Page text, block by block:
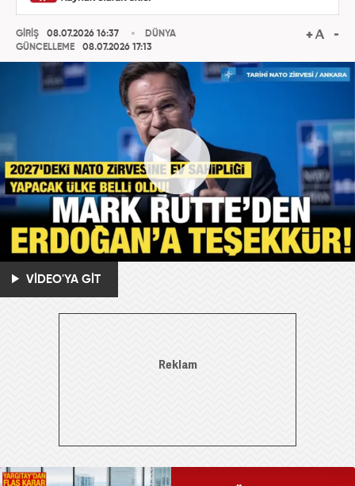
GİRİŞ
08.07.2026 16:37
GÜNCELLEME
08.07.2026 17:13
DÜNYA
VİDEO'YA GİT